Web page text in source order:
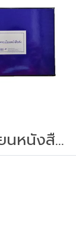
สมุดทะเบียนหนังสือส่ง ปกน้ำเงินเคลือบ